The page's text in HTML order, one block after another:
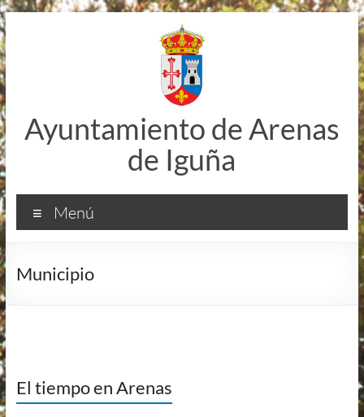
Saltar
al
contenido
Ayuntamiento de Arenas
de Iguña
Menú
Municipio
El tiempo en Arenas